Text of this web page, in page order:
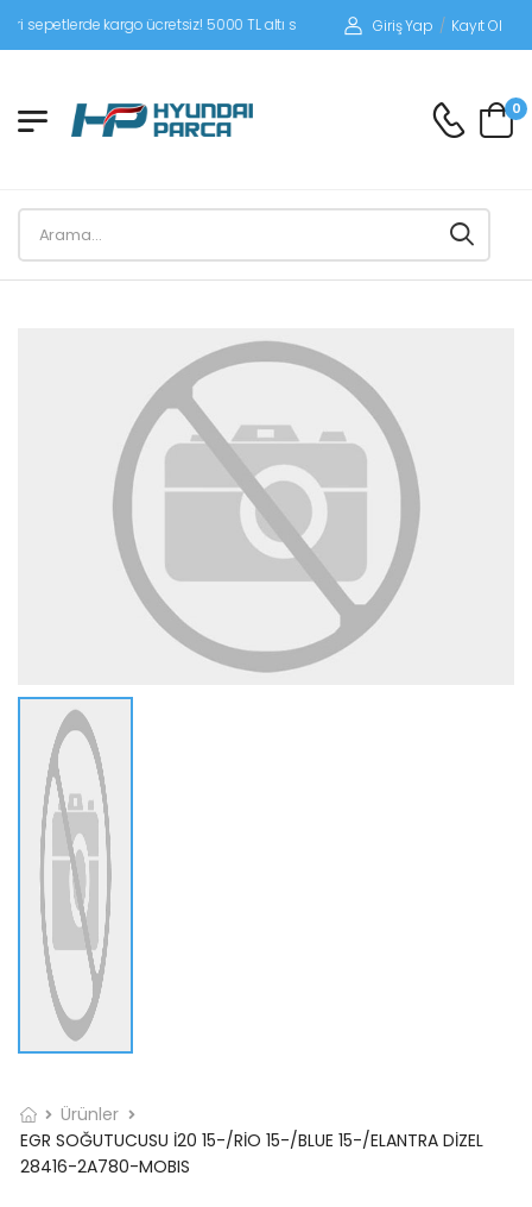
kargo ücretsiz! 5000 TL altı siparişlerinizde siparişleriniz alıcı
Giriş Yap / Kayıt Ol
0
Ürünler
EGR SOĞUTUCUSU İ20 15-/RİO 15-/BLUE 15-/ELANTRA DİZEL
28416-2A780-MOBIS